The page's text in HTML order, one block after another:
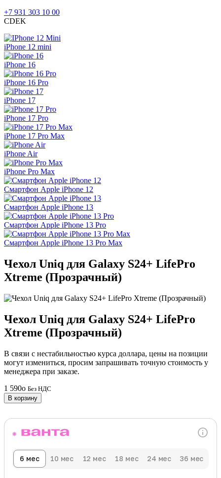
+7 931 303 10 00
CDEK
iPhone 12 mini
iPhone 16
iPhone 16 Pro
iPhone 17
iPhone 17 Pro
iPhone 17 Pro Max
iPhone Air
iPhone Pro Max
Смартфон Apple iPhone 12
Смартфон Apple iPhone 13
Смартфон Apple iPhone 13 Pro
Смартфон Apple iPhone 13 Pro Max
Чехол Uniq для Galaxy S24+ LifePro
Xtreme (Прозрачный)
Чехол Uniq для Galaxy S24+ LifePro
Xtreme (Прозрачный)
В связи с нестабильностью курса доллара, цены на позиции
могут измениться, просим запрашивать точную стоимость у
менеджера при заказе.
1 590o Без НДС
В корзину
6 мес 10 мес 12 мес 18 мес 24 мес 36 мес